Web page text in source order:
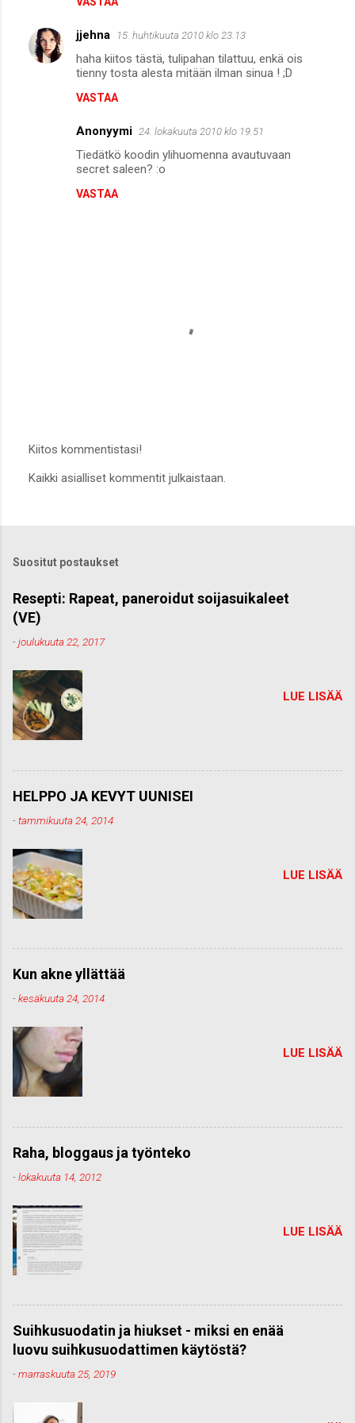
jjehna 15. huhtikuuta 2010 klo 23.13
haha kiitos tästä, tulipahan tilattuu, enkä ois
tienny tosta alesta mitään ilman sinua ! ;D
VASTAA
Anonyymi 24. lokakuuta 2010 klo 19.51
Tiedätkö koodin ylihuomenna avautuvaan
secret saleen? :o
VASTAA
ä
o
m
e
n
t
Kiitos kommentistasi!
Kaikki asialliset kommentit julkaistaan.
Suositut postaukset
Resepti: Rapeat, paneroidut soijasuikaleet
(VE)
-joulukuuta 22, 2017
LUE LISÄÄ
HELPPO JA KEVYT UUNISEI
-tammikuuta 24, 2014
LUE LISÄÄ
Kun akne yllättää
-kesäkuuta 24, 2014
LUE LISÄÄ
Raha, bloggaus ja työnteko
-lokakuuta 14, 2012
LUE LISÄÄ
Suihkusuodatin ja hiukset - miksi en enää
luovu suihkusuodattimen käytöstä?
-marraskuuta 25, 2019